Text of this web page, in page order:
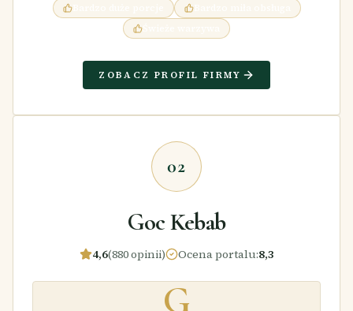
Bardzo duże porcje
Bardzo miła obsługa
ZOBACZ PROFIL FIRMY
02
Goc Kebab
4,6(880 opinii) Ocena portalu:8,3
G